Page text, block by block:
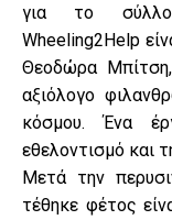
για το
Wheeling2Help
Θεοδώρα Μπίτση,
αξιόλογο
κόσμου. Ένα
εθελοντισμό και
Μετά την
τέθηκε φέτος